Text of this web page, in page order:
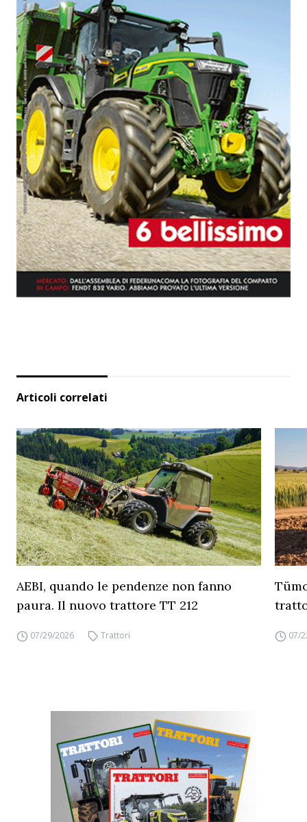
Articoli correlati
AEBI, quando le pendenze non fanno
paura. Il nuovo trattore TT 212
07/29/2026 Trattori 07/